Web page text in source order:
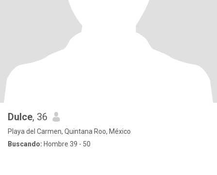
Dulce, 36
Playa del Carmen, Quintana Roo, México
Buscando: Hombre 39 - 50